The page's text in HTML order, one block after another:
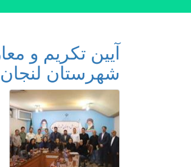
آیین تکریم و
شهرستان لنجان